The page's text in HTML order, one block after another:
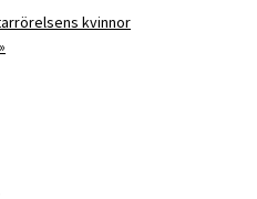
kvinnor
»